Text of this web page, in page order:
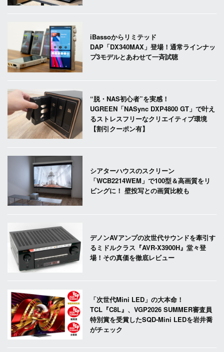
iBassoからリミテッド
DAP「DX340MAX」登場！通常ラインナッ
プ3モデルとあわせて一斉試聴
“脱・NAS初心者”を実感！
UGREEN「NASync DXP4800 GT」で叶え
るストレスフリーなクリエイティブ環境
【割引クーポン有】
シアターハウスのスクリーン
「WCB2214WEM」で100型＆高画質をリ
ビングに！ 壁投写との画質比較も
デノンAVアンプの次世代サウンドを牽引す
るミドルクラス『AVR-X3900H』堂々登
場！その真価を徹底レビュー
「次世代Mini LED」の大本命！
TCL『C8L』、VGP2026 SUMMER審査員
特別賞を受賞したSQD-Mini LEDを岩井喬
がチェック